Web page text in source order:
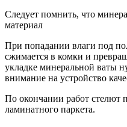
Следует помнить, что
материал
При попадании влаги под
сжимается в комки и
укладке минеральной ваты
внимание на устройство
По окончании работ стелют
ламинатного паркета.